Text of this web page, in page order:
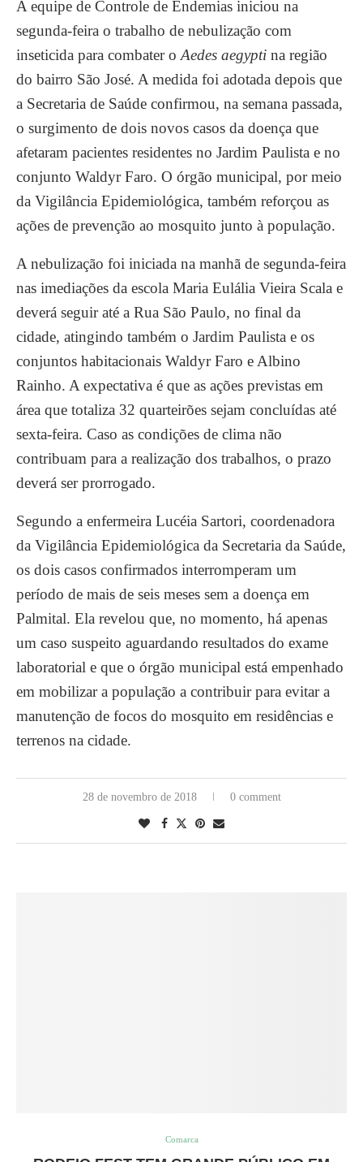
A equipe de Controle de Endemias iniciou na
segunda-feira o trabalho de nebulização com
inseticida para combater o Aedes aegypti na região
do bairro São José. A medida foi adotada depois que
a Secretaria de Saúde confirmou, na semana passada,
o surgimento de dois novos casos da doença que
afetaram pacientes residentes no Jardim Paulista e no
conjunto Waldyr Faro. O órgão municipal, por meio
da Vigilância Epidemiológica, também reforçou as
ações de prevenção ao mosquito junto à população.
A nebulização foi iniciada na manhã de segunda-feira
nas imediações da escola Maria Eulália Vieira Scala e
deverá seguir até a Rua São Paulo, no final da
cidade, atingindo também o Jardim Paulista e os
conjuntos habitacionais Waldyr Faro e Albino
Rainho. A expectativa é que as ações previstas em
área que totaliza 32 quarteirões sejam concluídas até
sexta-feira. Caso as condições de clima não
contribuam para a realização dos trabalhos, o prazo
deverá ser prorrogado.
Segundo a enfermeira Lucéia Sartori, coordenadora
da Vigilância Epidemiológica da Secretaria da Saúde,
os dois casos confirmados interromperam um
período de mais de seis meses sem a doença em
Palmital. Ela revelou que, no momento, há apenas
um caso suspeito aguardando resultados do exame
laboratorial e que o órgão municipal está empenhado
em mobilizar a população a contribuir para evitar a
manutenção de focos do mosquito em residências e
terrenos na cidade.
28 de novembro de 2018 0 comment
Comarca